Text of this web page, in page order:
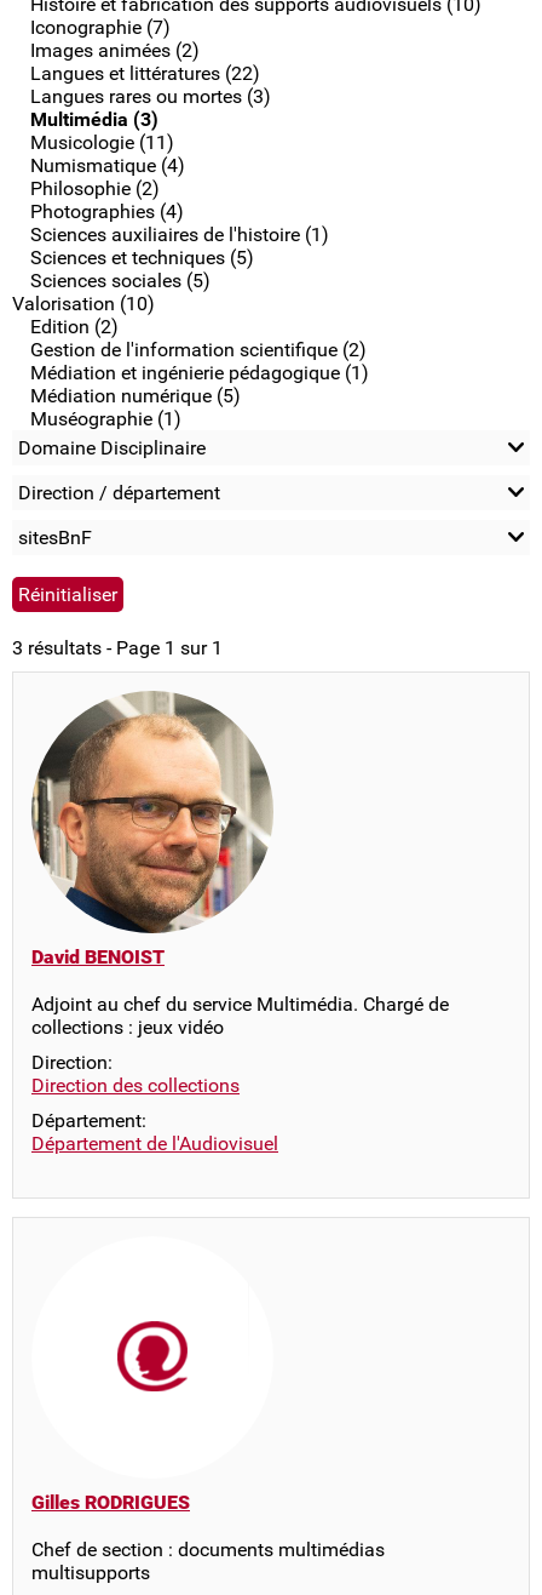
Iconographie (7)
Images animées (2)
Langues et littératures (22)
Langues rares ou mortes (3)
Multimédia (3)
Musicologie (11)
Numismatique (4)
Philosophie (2)
Photographies (4)
Sciences auxiliaires de l'histoire (1)
Sciences et techniques (5)
Sciences sociales (5)
Valorisation (10)
Edition (2)
Gestion de l'information scientifique (2)
Médiation et ingénierie pédagogique (1)
Médiation numérique (5)
Muséographie (1)
Domaine Disciplinaire
Direction / département
sitesBnF
3 résultats - Page 1 sur 1
David BENOIST
Adjoint au chef du service Multimédia. Chargé de
collections : jeux vidéo
Direction:
Direction des collections
Département:
Département de l'Audiovisuel
Gilles RODRIGUES
Chef de section : documents multimédias
multisupports